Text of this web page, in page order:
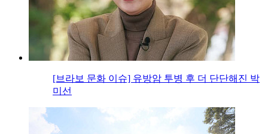
[브라보 문화 이슈] 유방암 투병 후 더 단단해진 박
미선